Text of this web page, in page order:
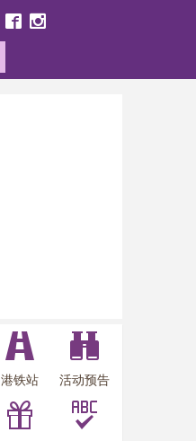
港铁站 活动预告